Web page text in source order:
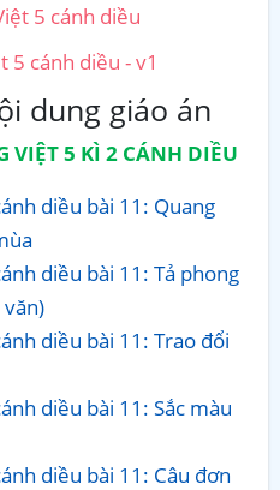
5 cánh diều
5 cánh diều - v1
dung giáo án
VIỆT 5 KÌ 2 CÁNH DIỀU
diều bài 11: Quang
diều bài 11: Tả phong
văn)
diều bài 11: Trao đổi
diều bài 11: Sắc màu
diều bài 11: Câu đơn